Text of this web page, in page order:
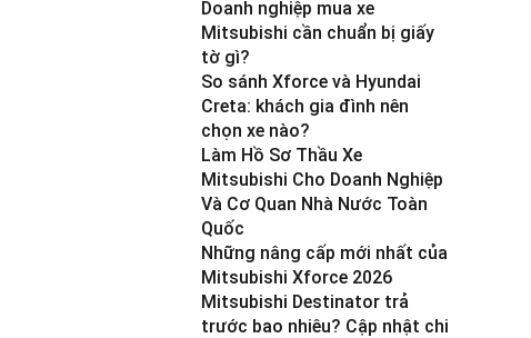
Doanh nghiệp mua xe
Mitsubishi cần chuẩn bị giấy
tờ gì?
So sánh Xforce và Hyundai
Creta: khách gia đình nên
chọn xe nào?
Làm Hồ Sơ Thầu Xe
Mitsubishi Cho Doanh Nghiệp
Và Cơ Quan Nhà Nước Toàn
Quốc
Những nâng cấp mới nhất của
Mitsubishi Xforce 2026
Mitsubishi Destinator trả
trước bao nhiêu? Cập nhật chi